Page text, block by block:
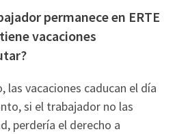
permanece en ERTE
vacaciones
las vacaciones caducan el día
si el trabajador no las
perdería el derecho a